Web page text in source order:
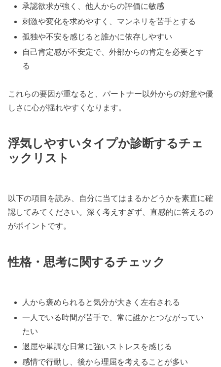
承認欲求が強く、他人からの評価に敏感
刺激や変化を求めやすく、マンネリを苦手とする
孤独や不安を感じると誰かに依存しやすい
自己肯定感が不安定で、外部からの肯定を必要とす
る
これらの要因が重なると、パートナー以外からの好意や優
しさに心が揺れやすくなります。
浮気しやすいタイプか診断するチェ
ックリスト
以下の項目を読み、自分に当てはまるかどうかを素直に確
認してみてください。深く考えすぎず、直感的に答えるの
がポイントです。
性格・思考に関するチェック
人から褒められると気分が大きく左右される
一人でいる時間が苦手で、常に誰かとつながってい
たい
退屈や単調な日常に強いストレスを感じる
感情で行動し、後から理屈を考えることが多い